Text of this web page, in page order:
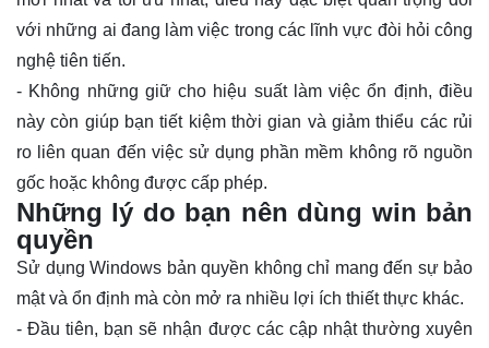
với những ai đang làm việc trong các lĩnh vực đòi hỏi công
nghệ tiên tiến.
- Không những giữ cho hiệu suất làm việc ổn định, điều
này còn giúp bạn tiết kiệm thời gian và giảm thiểu các rủi
ro liên quan đến việc sử dụng phần mềm không rõ nguồn
gốc hoặc không được cấp phép.
Những lý do bạn nên dùng win bản
quyền
Sử dụng Windows bản quyền không chỉ mang đến sự bảo
mật và ổn định mà còn mở ra nhiều lợi ích thiết thực khác.
- Đầu tiên, bạn sẽ nhận được các cập nhật thường xuyên